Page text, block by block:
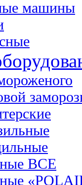
машины
ВСЕ